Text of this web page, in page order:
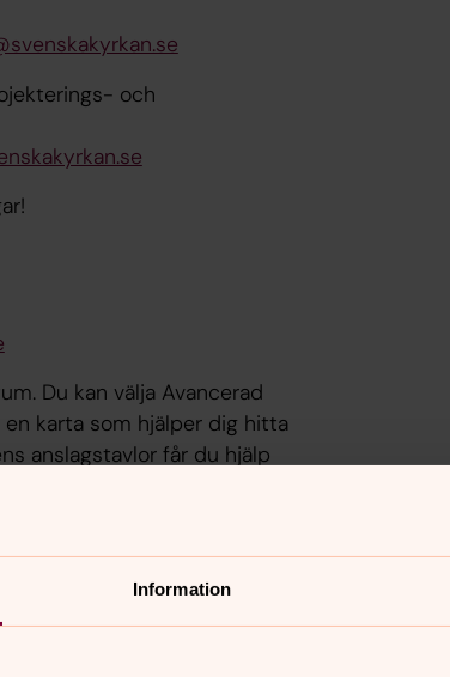
Information
och
Du kan välja Avancerad
karta som hjälper dig hitta
anslagstavlor får du hjälp
kontakta kyrkogårds- och